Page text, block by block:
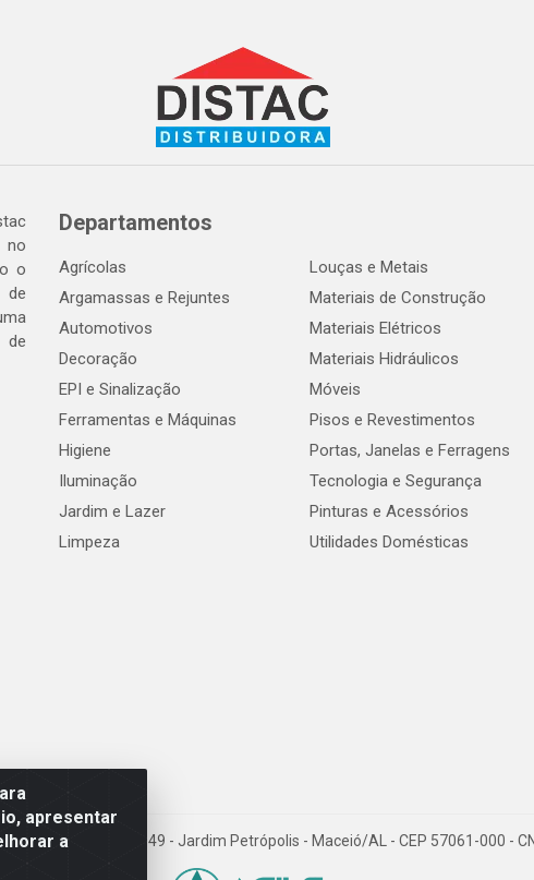
apresentar
a
no
o
de
Departamentos
Agrícolas
Argamassas e Rejuntes
Automotivos
Decoração
EPI e Sinalização
Ferramentas e Máquinas
Higiene
Iluminação
Jardim e Lazer
Limpeza
Louças e Metais
Materiais de Construção
Materiais Elétricos
Materiais Hidráulicos
Móveis
Pisos e Revestimentos
Portas, Janelas e Ferragens
Tecnologia e Segurança
Pinturas e Acessórios
Utilidades Domésticas
Góes Monteiro, 7049 - Jardim Petrópolis - Maceió/AL - CEP 57061-000 -